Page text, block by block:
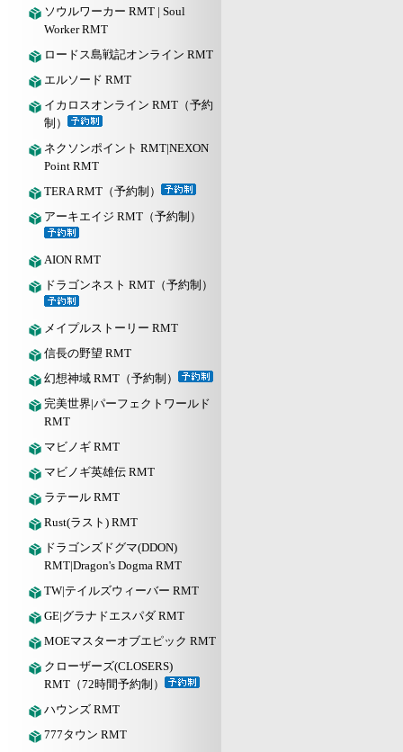
ソウルワーカー RMT | Soul
Worker RMT
ロードス島戦記オンライン RMT
エルソード RMT
イカロスオンライン RMT（予約
制）
ネクソンポイント RMT|NEXON
Point RMT
TERA RMT（予約制）
アーキエイジ RMT（予約制）
AION RMT
ドラゴンネスト RMT（予約制）
メイプルストーリー RMT
信長の野望 RMT
幻想神域 RMT（予約制）
完美世界|パーフェクトワールド
RMT
マビノギ RMT
マビノギ英雄伝 RMT
ラテール RMT
Rust(ラスト) RMT
ドラゴンズドグマ(DDON)
RMT|Dragon's Dogma RMT
TW|テイルズウィーバー RMT
GE|グラナドエスパダ RMT
MOEマスターオブエピック RMT
クローザーズ(CLOSERS)
RMT（72時間予約制）
ハウンズ RMT
777タウン RMT